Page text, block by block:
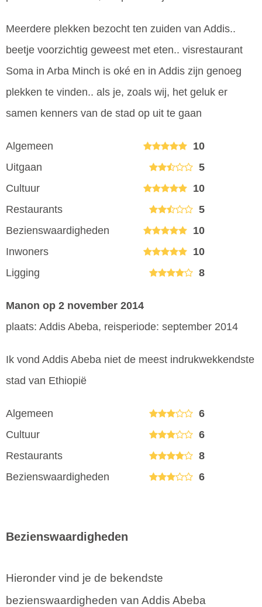
Meerdere plekken bezocht ten zuiden van Addis..
beetje voorzichtig geweest met eten.. visrestaurant
Soma in Arba Minch is oké en in Addis zijn genoeg
plekken te vinden.. als je, zoals wij, het geluk er
samen kenners van de stad op uit te gaan
Algemeen
10
Uitgaan
5
Cultuur
10
Restaurants
5
Bezienswaardigheden
10
Inwoners
10
Ligging
8
Manon op 2 november 2014
plaats: Addis Abeba, reisperiode: september 2014
Ik vond Addis Abeba niet de meest indrukwekkendste
stad van Ethiopië
Algemeen
6
Cultuur
6
Restaurants
8
Bezienswaardigheden
6
Bezienswaardigheden
Hieronder vind je de bekendste
bezienswaardigheden van Addis Abeba